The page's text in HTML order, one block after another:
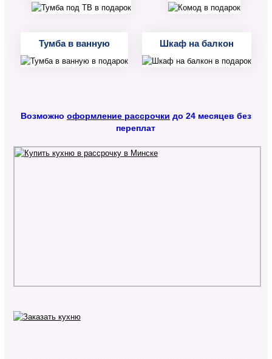
Тумба в ванную Шкаф на балкон
Возможно оформление рассрочки до 24 месяцев без
переплат